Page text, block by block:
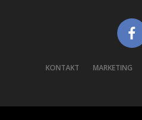
KONTAKT MARKETING